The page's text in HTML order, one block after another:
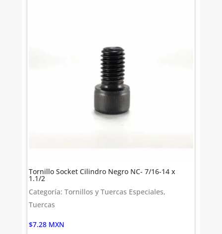
Tornillo Socket Cilindro Negro NC- 7/16-14 x
1.1/2
Categoría: Tornillos y Tuercas Especiales,
Tuercas
$7.28 MXN